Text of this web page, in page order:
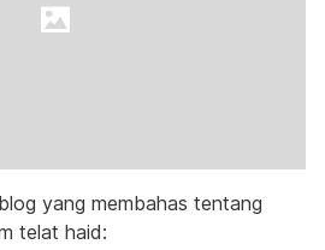
yang membahas tentang
telat haid: